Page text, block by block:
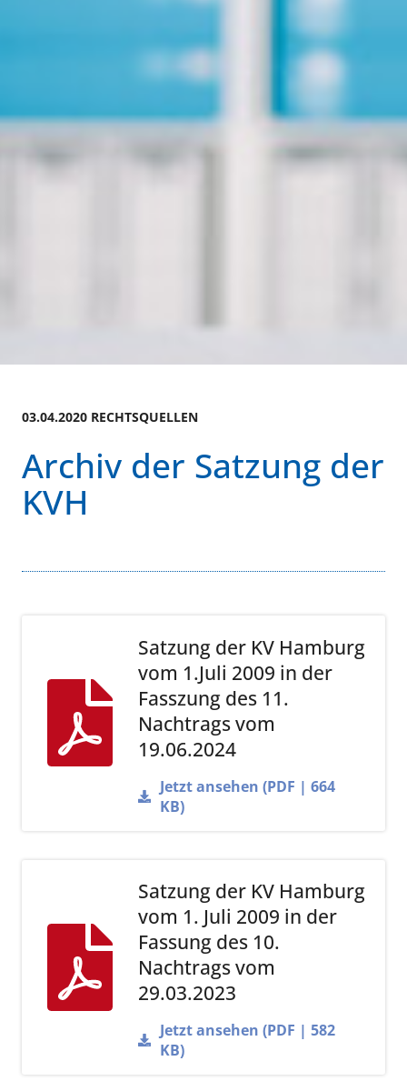
03.04.2020 RECHTSQUELLEN
Archiv der Satzung der
KVH
Satzung der KV Hamburg
vom 1.Juli 2009 in der
Fasszung des 11.
Nachtrags vom
19.06.2024
Jetzt ansehen (PDF | 664
KB)
Satzung der KV Hamburg
vom 1. Juli 2009 in der
Fassung des 10.
Nachtrags vom
29.03.2023
Jetzt ansehen (PDF | 582
KB)